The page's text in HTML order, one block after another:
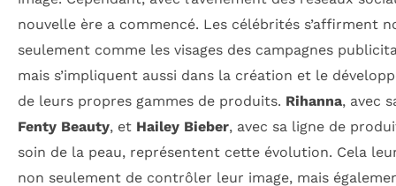
nouvelle ère a commencé. Les célébrités s’affirment
seulement comme les visages des campagnes
mais s’impliquent aussi dans la création et le
de leurs propres gammes de produits. Rihanna, avec
Fenty Beauty, et Hailey Bieber, avec sa ligne de
soin de la peau, représentent cette évolution. Cela
non seulement de contrôler leur image, mais